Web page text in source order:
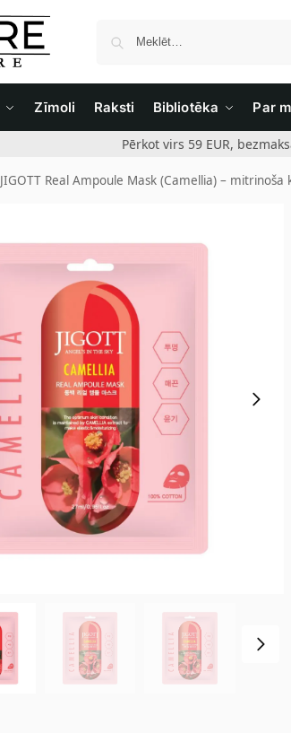
Zīmoli Raksti Bibliotēka Par
Pērkot virs 59 EUR,
JIGOTT Real Ampoule Mask (Camellia) – mitrinoša